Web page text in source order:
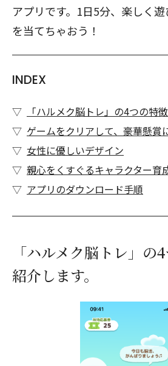
アプリです。1日5分、楽しく
を当てちゃおう！
INDEX
「ハルメク脳トレ」の4つの特
ゲームをクリアして、豪華懸賞
女性に優しいデザイン
親心をくすぐるキャラクター育
アプリのダウンロード手順
「ハルメク脳トレ」の
紹介します。